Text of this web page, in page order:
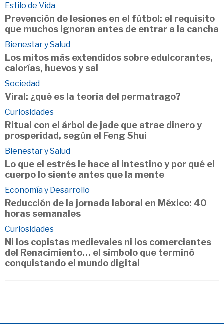
Estilo de Vida
Prevención de lesiones en el fútbol: el requisito
que muchos ignoran antes de entrar a la cancha
Bienestar y Salud
Los mitos más extendidos sobre edulcorantes,
calorías, huevos y sal
Sociedad
Viral: ¿qué es la teoría del permatrago?
Curiosidades
Ritual con el árbol de jade que atrae dinero y
prosperidad, según el Feng Shui
Bienestar y Salud
Lo que el estrés le hace al intestino y por qué el
cuerpo lo siente antes que la mente
Economía y Desarrollo
Reducción de la jornada laboral en México: 40
horas semanales
Curiosidades
Ni los copistas medievales ni los comerciantes
del Renacimiento… el símbolo que terminó
conquistando el mundo digital